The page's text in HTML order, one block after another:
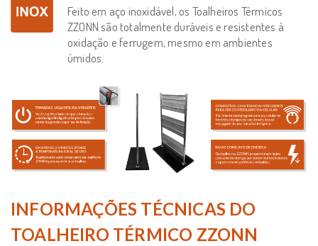
Feito em aço inoxidável, os Toalheiros Térmicos
ZZONN são totalmente duráveis e resistentes à
oxidação e ferrugem, mesmo em ambientes
úmidos.
INFORMAÇÕES TÉCNICAS DO
TOALHEIRO TÉRMICO ZZONN